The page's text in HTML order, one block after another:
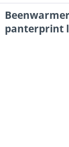
panterprint